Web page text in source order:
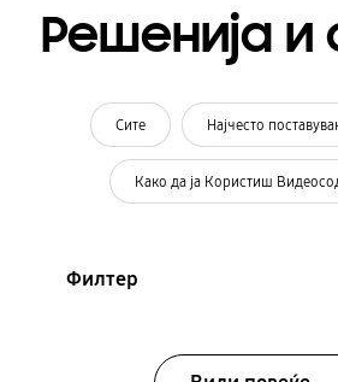
Решенија и
Сите Најчесто
Како да ја Користиш
Филтер